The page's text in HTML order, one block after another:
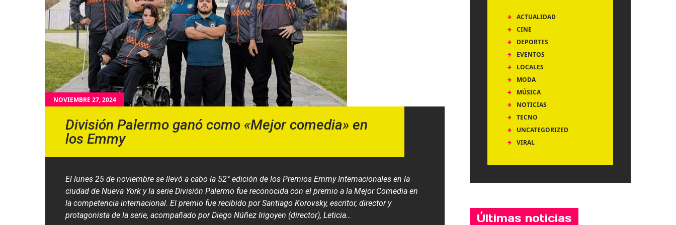
NOVIEMBRE 27, 2024
División Palermo ganó como «Mejor comedia» en
los Emmy
El lunes 25 de noviembre se llevó a cabo la 52° edición de los Premios Emmy Internacionales en la
ciudad de Nueva York y la serie División Palermo fue reconocida con el premio a la Mejor Comedia en
la competencia internacional. El premio fue recibido por Santiago Korovsky, escritor, director y
protagonista de la serie, acompañado por Diego Núñez Irigoyen (director), Leticia…
ACTUALIDAD
CINE
DEPORTES
EVENTOS
LOCALES
MODA
MÚSICA
NOTICIAS
TECNO
UNCATEGORIZED
VIRAL
Últimas noticias